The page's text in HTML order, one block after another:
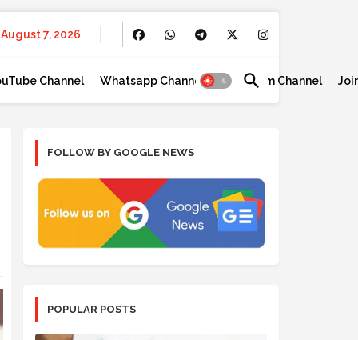
August 7, 2026
Channel Whatsapp Channel Telegram Channel
FOLLOW BY GOOGLE NEWS
POPULAR POSTS